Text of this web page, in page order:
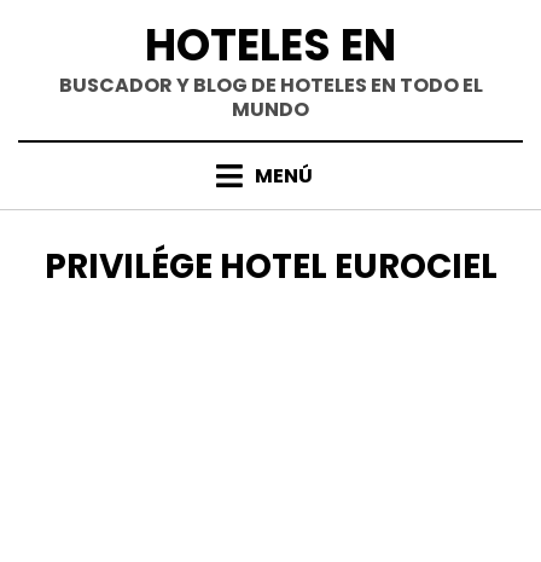
contenido
HOTELES EN
BUSCADOR Y BLOG DE HOTELES EN TODO EL
MUNDO
MENÚ
ETIQUETA
:
PRIVILÉGE HOTEL EUROCIEL